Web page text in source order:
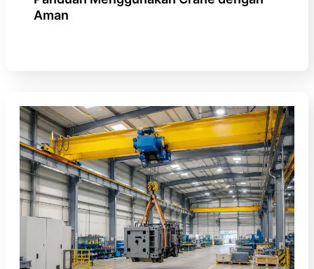
Aman